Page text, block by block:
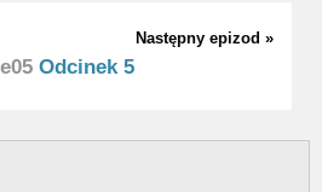
Następny epizod »
Odcinek 5